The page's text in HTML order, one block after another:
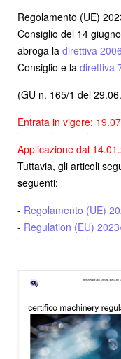
Regolamento (UE)
Consiglio del 14
abroga la direttiva
Consiglio e la direttiva
(GU n. 165/1 del
Entrata in vigore:
Applicazione dal
Tuttavia, gli articoli
seguenti:
- Regolamento (UE)
- Regulation (EU)